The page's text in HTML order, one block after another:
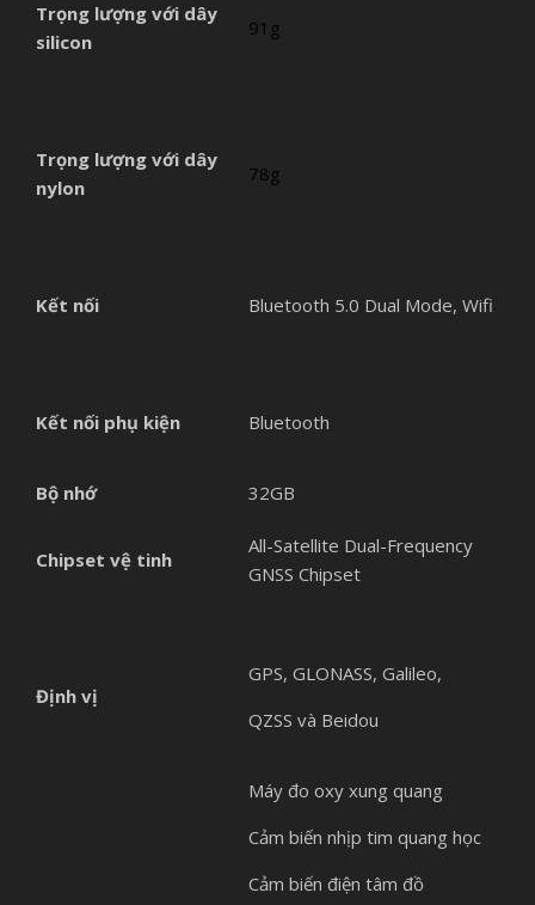
Trọng lượng với dây
silicon
91g
Trọng lượng với dây
nylon
78g
Kết nối Bluetooth 5.0 Dual Mode, Wifi
Kết nối phụ kiện Bluetooth
Bộ nhớ 32GB
Chipset vệ tinh
All-Satellite Dual-Frequency
GNSS Chipset
Định vị
GPS, GLONASS, Galileo,
QZSS và Beidou
Máy đo oxy xung quang
Cảm biến nhịp tim quang học
Cảm biến điện tâm đồ